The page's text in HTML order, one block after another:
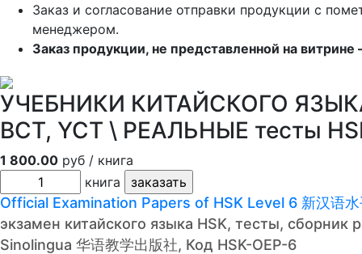
Заказ и согласование отправки продукции с
менеджером.
Заказ продукции, не представленной на витрине
УЧЕБНИКИ КИТАЙСКОГО
BCT, YCT \ РЕАЛЬНЫЕ тесты
1 800.00 руб / книга
книга
Official Examination Papers of HSK Level 6 新汉语水
экзамен китайского языка HSK, тесты, сборник
Sinolingua 华语教学出版社, Код HSK-OEP-6